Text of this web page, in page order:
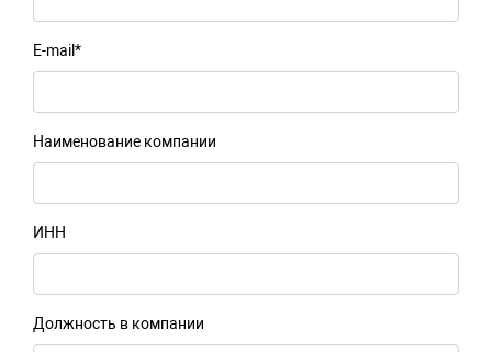
E-mail*
Наименование компании
ИНН
Должность в компании